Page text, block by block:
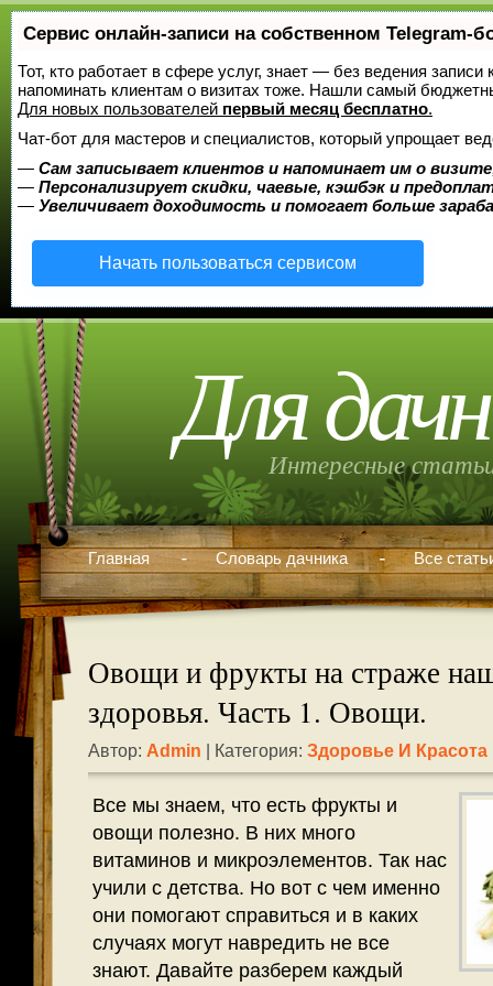
Сервис онлайн-записи на собственном Telegram-
Тот, кто работает в сфере услуг, знает — без ведения
напоминать клиентам о визитах тоже. Нашли самый
Для новых пользователей первый месяц бесплатно.
Чат-бот для мастеров и специалистов, который упрощает
— Сам записывает клиентов и напоминает им о
— Персонализирует скидки, чаевые, кэшбэк и
— Увеличивает доходимость и помогает больше
Начать пользоваться сервисом
Для
Интересные
Главная Словарь дачника Все
Овощи и фрукты на страже
здоровья. Часть 1. Овощи.
Автор: Admin | Категория: Здоровье И Красота
Все мы знаем, что есть фрукты и
овощи полезно. В них много
витаминов и микроэлементов. Так нас
учили с детства. Но вот с чем именно
они помогают справиться и в каких
случаях могут навредить не все
знают. Давайте разберем каждый